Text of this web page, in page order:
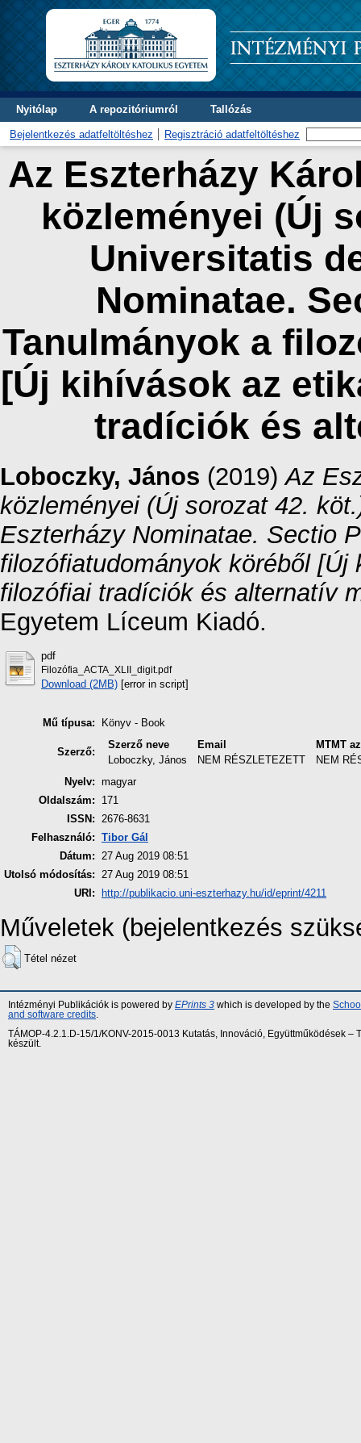
Nyitólap A repozitóriumról Tallózás
Bejelentkezés adatfeltöltéshez Regisztráció adatfeltöltéshez
Az Eszterházy
közleményei (Új
Universitatis
Nominatae.
Tanulmányok a
[Új kihívások az
tradíciók és
Loboczky, János (2019)Az
közleményei (Új sorozat 42.
Eszterházy Nominatae. Sectio
filozófiatudományok köréből
filozófiai tradíciók és alternatív
Egyetem Líceum Kiadó.
pdf
Filozófia_ACTA_XLII_digit.pdf
Download (2MB) [error in script]
Mű típusa: Könyv - Book
Szerző:
Szerző neve Email
MTMT
Loboczky, János
NEM RÉSZLETEZETT
NEM
Nyelv: magyar
Oldalszám:
171
ISSN: 2676-8631
Felhasználó: Tibor Gál
Dátum: 27 Aug 2019 08:51
Utolsó módosítás: 27 Aug 2019 08:51
URI:
http://publikacio.uni-eszterhazy.hu/id/eprint/4211
Műveletek (bejelentkezés
Tétel nézet
Intézményi Publikációk is powered by EPrints 3 which is developed by the
and software credits
TÁMOP-4.2.1.D-15/1/KONV-2015-0013 Kutatás, Innováció, Együttműködések
készült.